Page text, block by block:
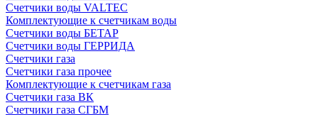
Счетчики воды VALTEC
Комплектующие к счетчикам воды
Счетчики воды БЕТАР
Счетчики воды ГЕРРИДА
Счетчики газа
Счетчики газа прочее
Комплектующие к счетчикам газа
Счетчики газа ВК
Счетчики газа СГБМ